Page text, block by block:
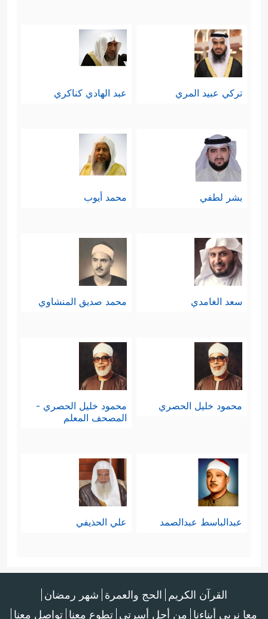
تركي عبيد المري عبد الهادي كناكري
بشر لطفي محمد أيوب
سعد الغامدي محمد صديق المنشاوي
محمود خليل الحصري
محمود خليل الحصري -
المصحف المعلم
عبدالباسط عبدالصمد علي الحذيفي
القرآن الكريم الحج والعمرة شهر رمضان
معا نربي أبناءنا من أجل أسرتي تطوع معنا تواصل معنا